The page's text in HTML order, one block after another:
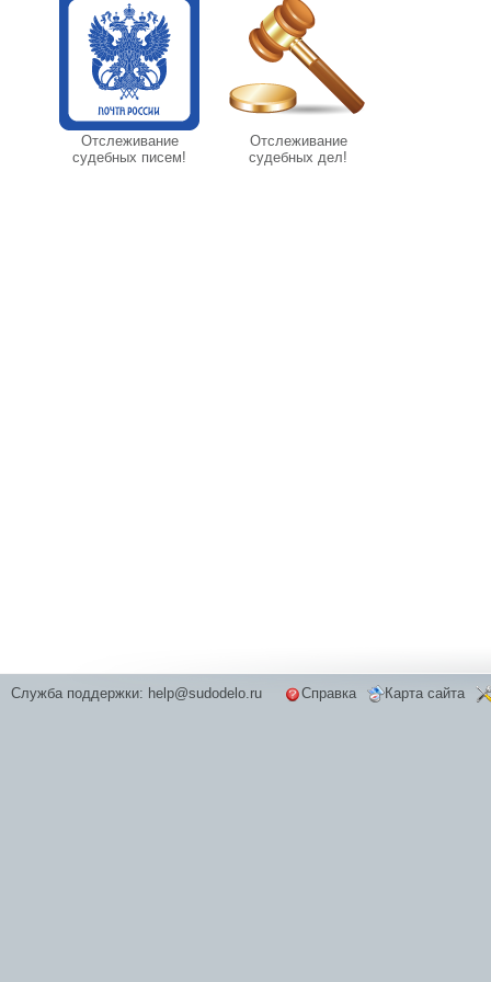
Отслеживание
судебных писем!
Отслеживание
судебных дел!
Служба поддержки: help@sudodelo.ru Справка Карта сайта